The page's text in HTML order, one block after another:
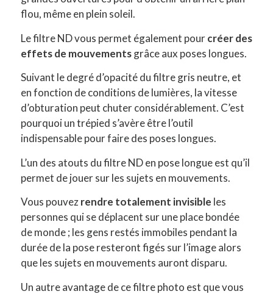
flou, même en plein soleil.
Le filtre ND vous permet également pourcréer des
effets de mouvementsgrâce aux poses longues.
Suivant le degré d’opacité du filtre gris neutre, et
en fonction de conditions de lumières, la vitesse
d’obturation peut chuter considérablement. C’est
pourquoi un trépied s’avère être l’outil
indispensable pour faire des poses longues.
L’un des atouts du filtre ND en pose longue est qu’il
permet de jouer sur les sujets en mouvements.
Vous pouvezrendre totalement invisible les
personnes qui se déplacent sur une place bondée
de monde ; les gens restés immobiles pendant la
durée de la pose resteront figés sur l’image alors
que les sujets en mouvements auront disparu.
Un autre avantage de ce filtre photo est que vous